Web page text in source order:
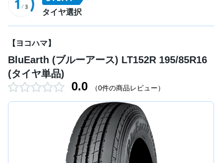
タイヤ選択
【ヨコハマ】
BluEarth (ブルーアース) LT152R 195/85R16
(タイヤ単品)
0.0 （0件の商品レビュー）